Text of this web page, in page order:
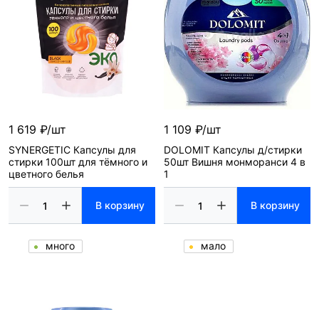
1 619 ₽/шт
SYNERGETIC Капсулы для
стирки 100шт для тёмного и
цветного белья
В корзину
много
1 109 ₽/шт
DOLOMIT Капсулы д/стирки
50шт Вишня монморанси 4 в
1
В корзину
мало